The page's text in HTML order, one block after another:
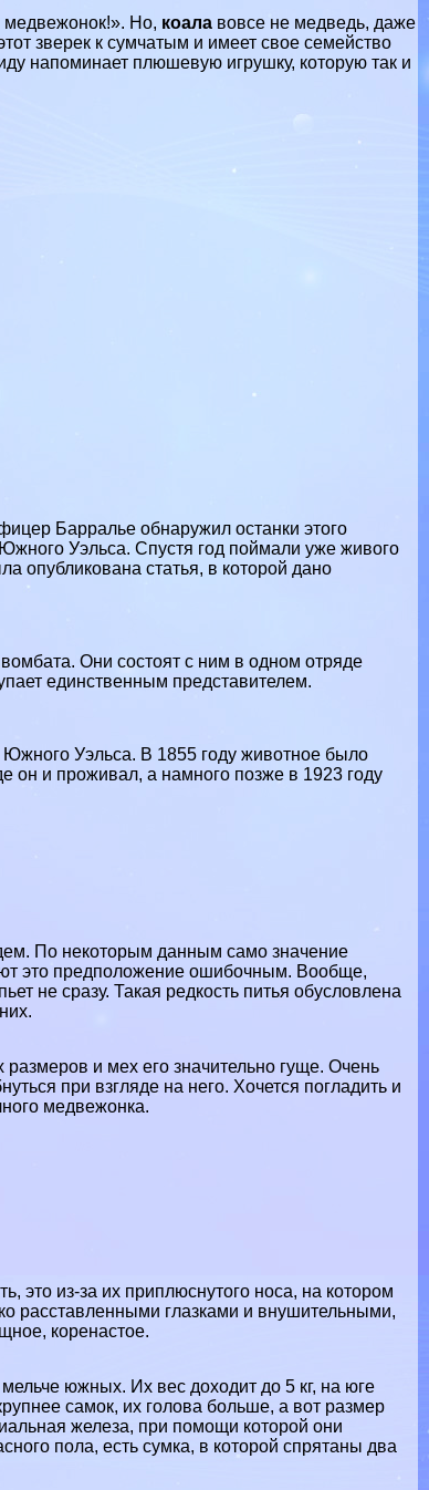
медвежонок!». Но, коала вовсе не медведь, даже
зверек к сумчатым и имеет свое семейство
напоминает плюшевую игрушку, которую так и
Барралье обнаружил останки этого
Уэльса. Спустя год поймали уже живого
опубликована статья, в которой дано
Они состоят с ним в одном отряде
единственным представителем.
Южного Уэльса. В 1855 году животное было
он и проживал, а намного позже в 1923 году
По некоторым данным само значение
это предположение ошибочным. Вообще,
не сразу. Такая редкость питья обусловлена
размеров и мех его значительно гуще. Очень
при взгляде на него. Хочется погладить и
медвежонка.
это из-за их приплюснутого носа, на котором
расставленными глазками и внушительными,
коренастое.
южных. Их вес доходит до 5 кг, на юге
самок, их голова больше, а вот размер
железа, при помощи которой они
пола, есть сумка, в которой спрятаны два